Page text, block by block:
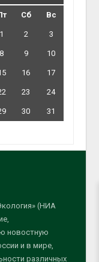
Сб Вс
1 2 3
8 9 10
16 17
23 24
30
31
(НИА
новостную
и в мире,
различных